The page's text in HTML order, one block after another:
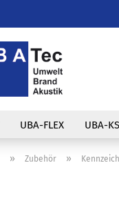
UBA-FLEX UBA-
» Zubehör »